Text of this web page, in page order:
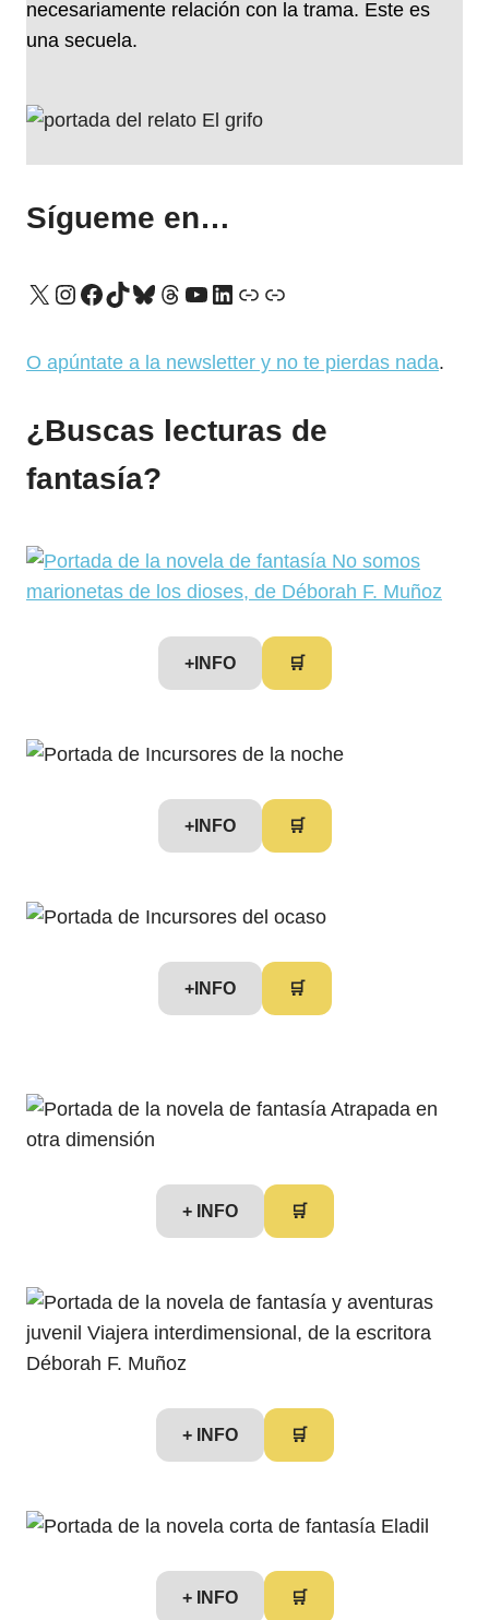
necesariamente relación con la trama. Este es
una secuela.
Sígueme en…
X Instagram
Facebook
TikTok
Bluesky
Threads
YouTube
LinkedIn
Enlace
Enlace
O apúntate a la newsletter y no te pierdas nada.
¿Buscas lecturas de
fantasía?
+INFO 🛒
+INFO 🛒
+INFO 🛒
+ INFO 🛒
+ INFO 🛒
+ INFO 🛒